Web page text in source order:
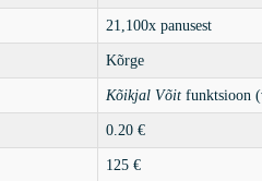
21,100x panusest
Kõrge
Kõikjal Võit funktsioon
0.20 €
125 €